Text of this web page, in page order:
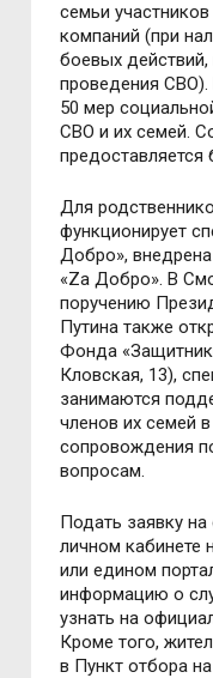
семьи
компаний (при
боевых
проведения СВО).
50 мер
СВО и их семей.
предоставляется
Для
функционирует
Добро»,
«Zа Добро». В
поручению
Путина также
Фонда
Кловская, 13),
занимаются
членов их семей
сопровождения
вопросам.
Подать заявку
личном кабинете
или едином
информацию о
узнать на
Кроме того,
в Пункт отбора